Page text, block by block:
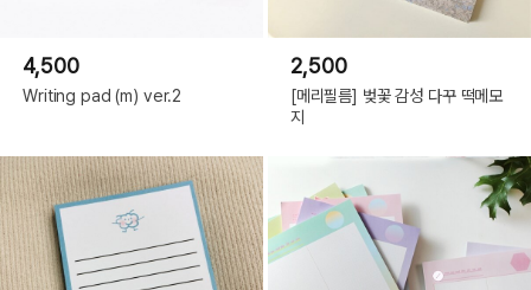
4,500
Writing pad (m) ver.2
2,500
[메리필름] 벚꽃 감성 다꾸 떡메모
지